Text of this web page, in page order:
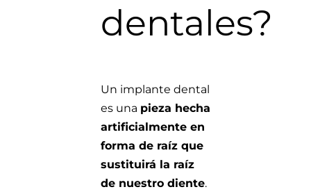
dentales?
Un implante dental
es una pieza hecha
artificialmente en
forma de raíz que
sustituirá la raíz
de nuestro diente.